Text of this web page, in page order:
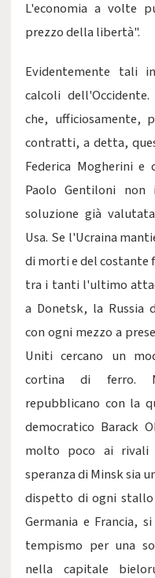
L'economia a volte
prezzo della libertà".
Evidentemente tali
calcoli
che, ufficiosamente,
contratti, a detta,
Federica Mogherini
Paolo Gentiloni non
soluzione già
Usa. Se l'Ucraina
di morti e del
tra i tanti l'ultimo
a Donetsk, la Russia
con ogni mezzo a
Uniti cercano un
cortina di ferro.
repubblicano con la
democratico Barack
molto poco ai rivali
speranza di Minsk sia
dispetto di ogni
Germania e Francia,
tempismo per una
nella capitale